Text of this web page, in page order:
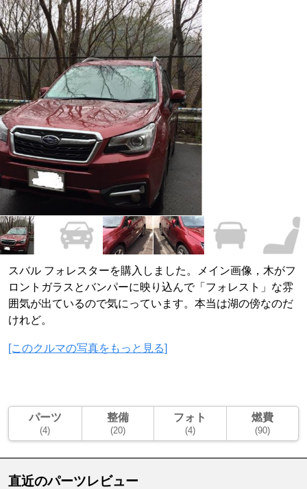
スバル フォレスターを購入しました。メイン画像，木がフ
ロントガラスとバンパーに映り込んで「フォレスト」な雰
囲気が出ているので気にっています。本当は湖の傍なのだ
けれど。
[このクルマの写真をもっと見る]
パーツ
(4)
整備
(20)
フォト
(4)
燃費
(90)
直近のパーツレビュー